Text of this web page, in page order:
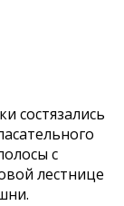
состязались
с
лестнице